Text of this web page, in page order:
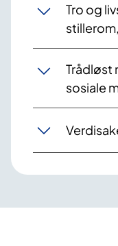
Tro og
Trådløst
sosiale